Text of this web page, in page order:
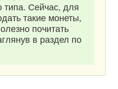
типа. Сейчас, для
такие монеты,
почитать
в раздел по